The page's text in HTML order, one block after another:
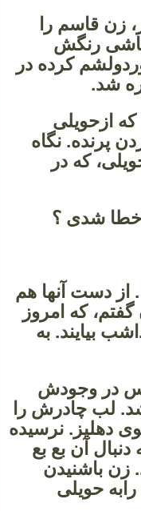
زن قاسم را
ماشی رنگش
کرده در
شد.
ازحویلی
پرنده. نگاه
که در
شدی ؟
از دست آنها هم
که امروز
بیایند. به
در وجودش
لب چادرش را
دهلیز. نرسیده
آن بع بع
زن باشنیدن
حویلی